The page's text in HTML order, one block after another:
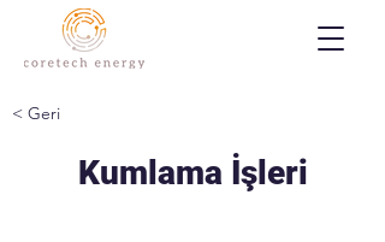
< Geri
Kumlama İşleri